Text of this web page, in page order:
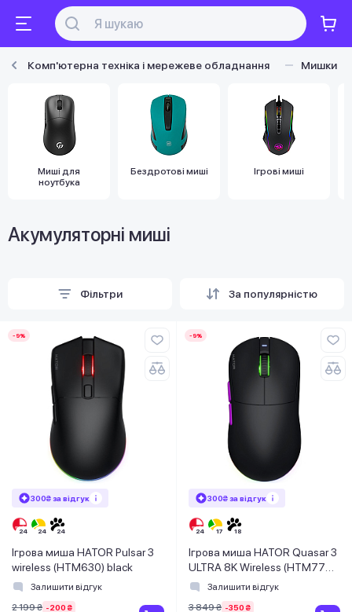
Комп'ютерна техніка і мережеве обладнання Мишки
Миші для
ноутбука
Бездротові миші Ігрові миші
Акумуляторні миші
Фільтри За популярністю
-9%
300₴ за відгук
Ігрова миша HATOR Pulsar 3
wireless (HTM630) black
Залишити відгук
2 199 ₴ -200 ₴
-9%
300₴ за відгук
Ігрова миша HATOR Quasar 3
ULTRA 8K Wireless (HTM770)
blackЗалишити відгук
3 849 ₴ -350 ₴